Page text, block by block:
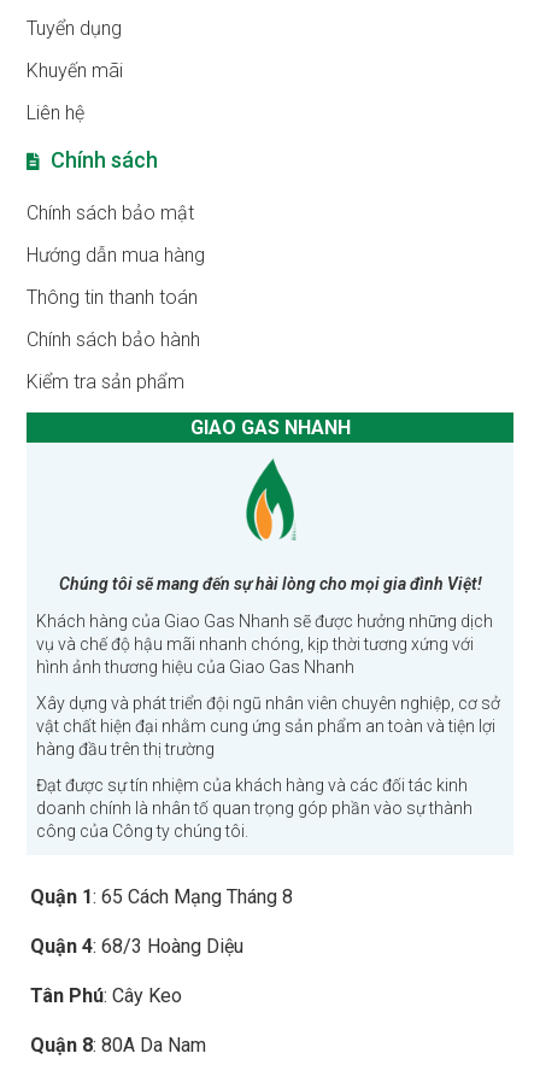
Tuyển dụng
Khuyến mãi
Liên hệ
Chính sách
Chính sách bảo mật
Hướng dẫn mua hàng
Thông tin thanh toán
Chính sách bảo hành
Kiểm tra sản phẩm
GIAO GAS NHANH
Chúng tôi sẽ mang đến sự hài lòng cho mọi gia đình Việt!
Khách hàng của Giao Gas Nhanh sẽ được hưởng những dịch
vụ và chế độ hậu mãi nhanh chóng, kịp thời tương xứng với
hình ảnh thương hiệu của Giao Gas Nhanh
Xây dựng và phát triển đội ngũ nhân viên chuyên nghiệp, cơ sở
vật chất hiện đại nhằm cung ứng sản phẩm an toàn và tiện lợi
hàng đầu trên thị trường
Đạt được sự tín nhiệm của khách hàng và các đối tác kinh
doanh chính là nhân tố quan trọng góp phần vào sự thành
công của Công ty chúng tôi.
Quận 1: 65 Cách Mạng Tháng 8
Quận 4: 68/3 Hoàng Diệu
Tân Phú: Cây Keo
Quận 8: 80A Da Nam